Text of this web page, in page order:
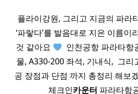
플라이강원, 그리고 지금의 파라
‘파랗다’를 발음대로 지은 이름이
것 같아요
인천공항 파라타항
물, A330-200 좌석, 기내식, ​ 그
공 장점과 단점 까지 총정리 해보
체크인카운터 파라타항